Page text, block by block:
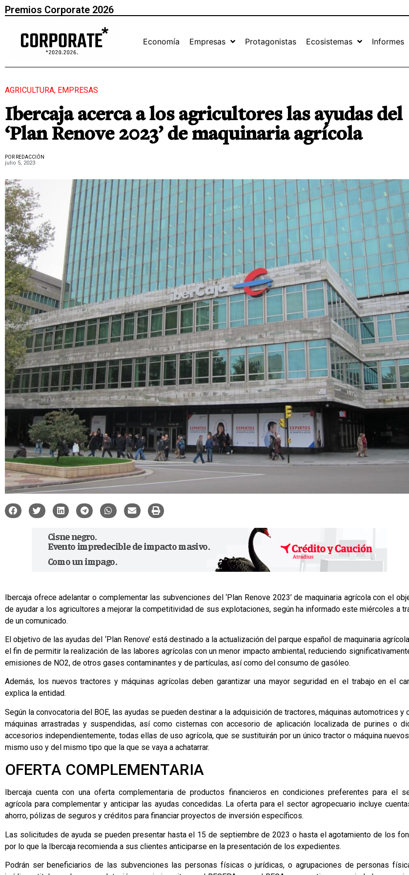
Premios Corporate 2026
Economía Empresas Protagonistas Ecosistemas Informes
AGRICULTURA, EMPRESAS
Ibercaja acerca a los agricultores las ayudas del
‘Plan Renove 2023’ de maquinaria agrícola
POR REDACCIÓN
julio 5, 2023
Ibercaja ofrece adelantar o complementar las subvenciones del ‘Plan Renove 2023’ de maquinaria agrícola con el
de ayudar a los agricultores a mejorar la competitividad de sus explotaciones, según ha informado este miércoles a
de un comunicado.
El objetivo de las ayudas del ‘Plan Renove’ está destinado a la actualización del parque español de maquinaria
el fin de permitir la realización de las labores agrícolas con un menor impacto ambiental, reduciendo
emisiones de NO2, de otros gases contaminantes y de partículas, así como del consumo de gasóleo.
Además, los nuevos tractores y máquinas agrícolas deben garantizar una mayor seguridad en el trabajo en el
explica la entidad.
Según la convocatoria del BOE, las ayudas se pueden destinar a la adquisición de tractores, máquinas automotrices y
máquinas arrastradas y suspendidas, así como cisternas con accesorio de aplicación localizada de purines o
accesorios independientemente, todas ellas de uso agrícola, que se sustituirán por un único tractor o máquina
mismo uso y del mismo tipo que la que se vaya a achatarrar.
OFERTA COMPLEMENTARIA
Ibercaja cuenta con una oferta complementaria de productos financieros en condiciones preferentes para el
agrícola para complementar y anticipar las ayudas concedidas. La oferta para el sector agropecuario incluye
ahorro, pólizas de seguros y créditos para financiar proyectos de inversión específicos.
Las solicitudes de ayuda se pueden presentar hasta el 15 de septiembre de 2023 o hasta el agotamiento de los
por lo que la Ibercaja recomienda a sus clientes anticiparse en la presentación de los expedientes.
Podrán ser beneficiarios de las subvenciones las personas físicas o jurídicas, o agrupaciones de personas